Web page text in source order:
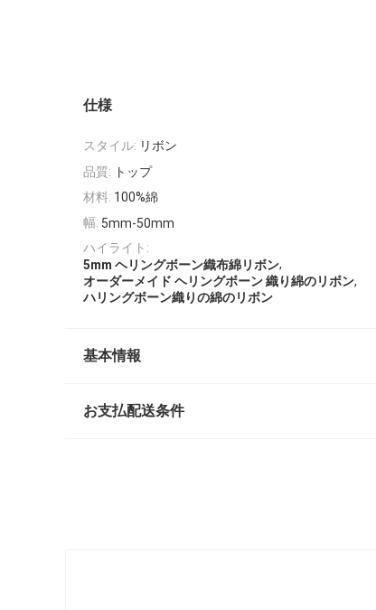
仕様
スタイル: リボン
品質: トップ
材料: 100%綿
幅: 5mm-50mm
ハイライト:
5mm ヘリングボーン織布綿リボン,
オーダーメイド ヘリングボーン 織り綿のリボン,
ハリングボーン織りの綿のリボン
基本情報
お支払配送条件